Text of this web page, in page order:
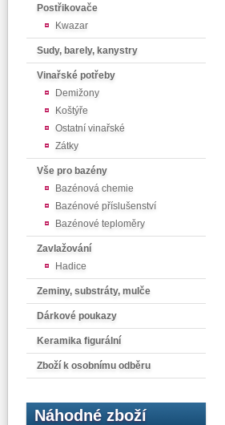
Postřikovače
Kwazar
Sudy, barely, kanystry
Vinařské potřeby
Demižony
Koštýře
Ostatní vinařské
Zátky
Vše pro bazény
Bazénová chemie
Bazénové příslušenství
Bazénové teploměry
Zavlažování
Hadice
Zeminy, substráty, mulče
Dárkové poukazy
Keramika figurální
Zboží k osobnímu odběru
Náhodné zboží